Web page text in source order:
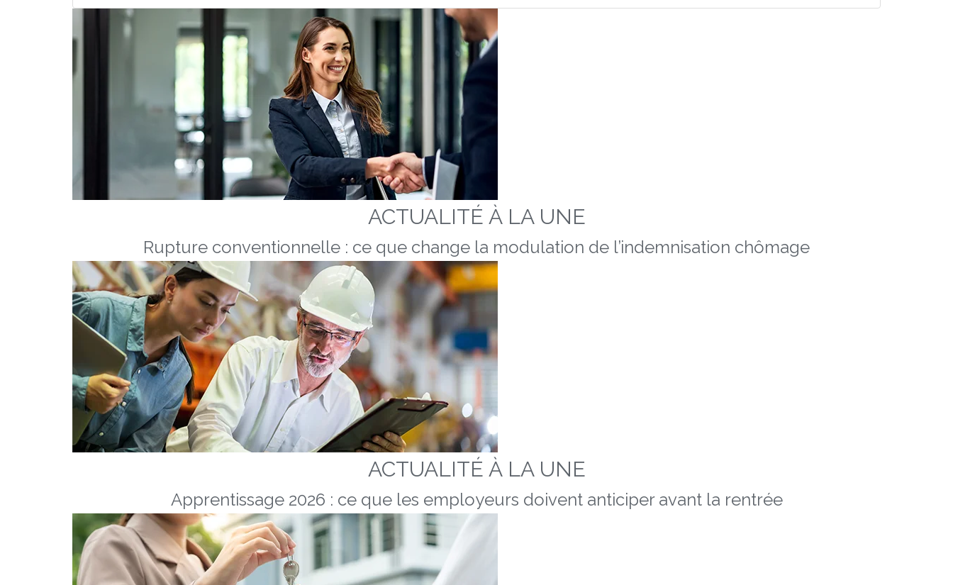
ACTUALITÉ À LA UNE
Rupture conventionnelle : ce que change la modulation de l’indemnisation chômage
ACTUALITÉ À LA UNE
Apprentissage 2026 : ce que les employeurs doivent anticiper avant la rentrée